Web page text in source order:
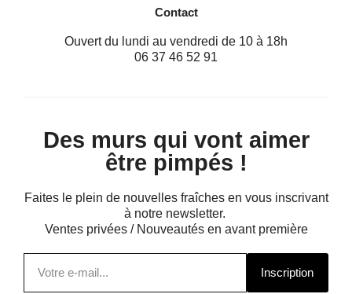
Contact
Ouvert du lundi au vendredi de 10 à 18h
06 37 46 52 91
Des murs qui vont aimer
être pimpés !
Faites le plein de nouvelles fraîches en vous inscrivant
à notre newsletter.
Ventes privées / Nouveautés en avant première
Inscription